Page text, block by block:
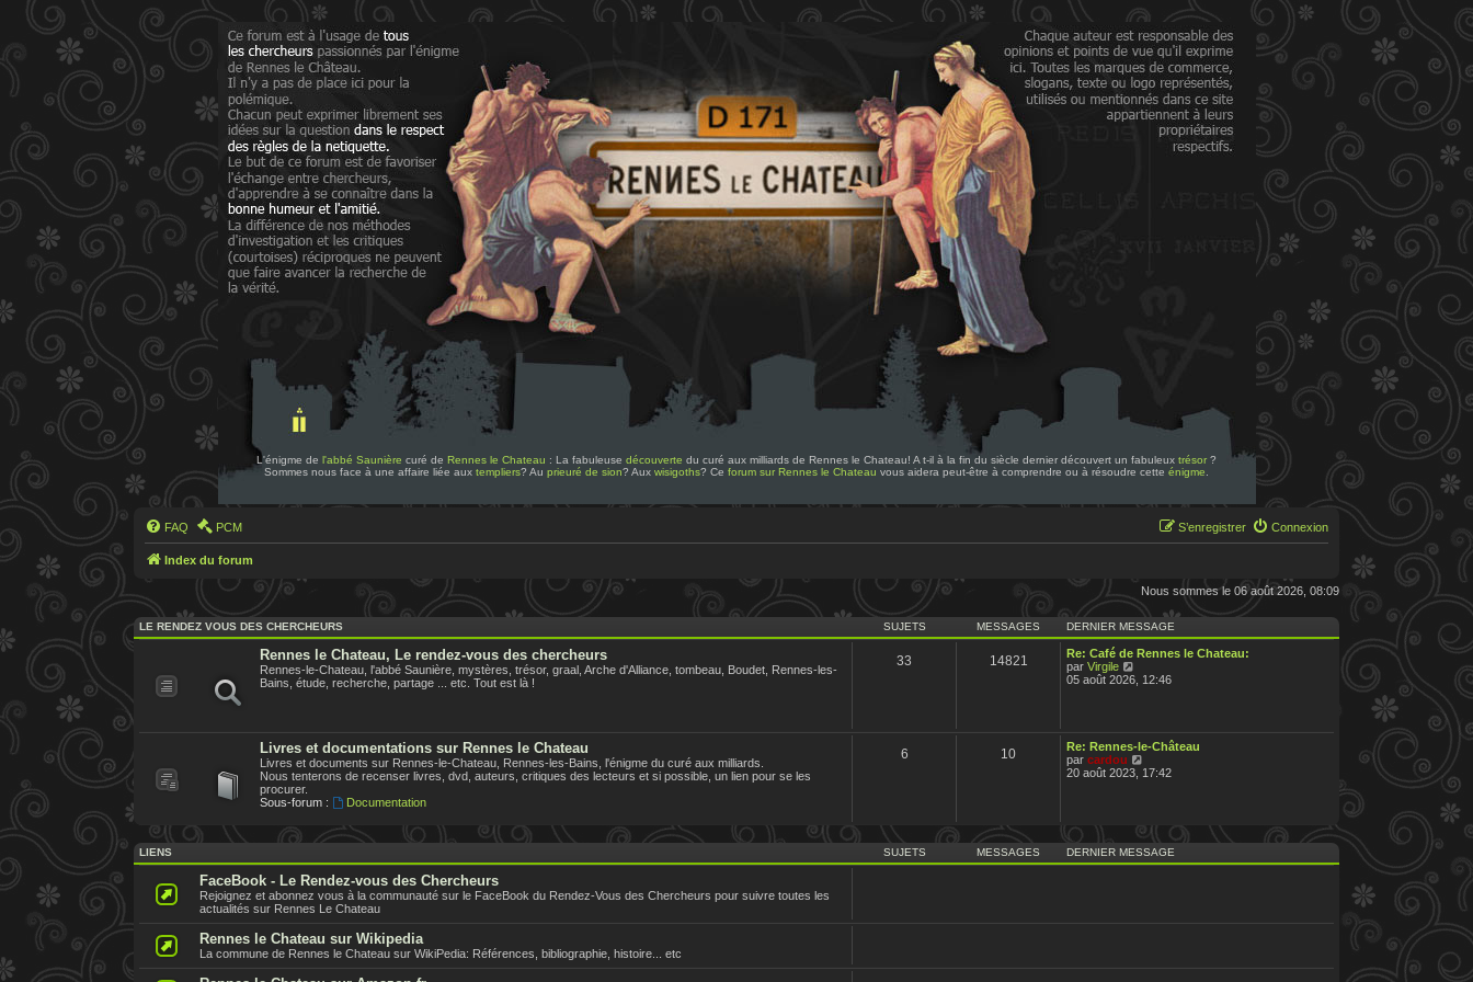
L'énigme de l'abbé Saunière curé de Rennes le Chateau : La fabuleuse découverte du curé aux milliards de Rennes le Chateau! A t-il à la fin du siècle dernier découvert un fabuleux trésor ?
Sommes nous face à une affaire liée aux templiers? Au prieuré de sion? Aux wisigoths? Ce forum sur Rennes le Chateau vous aidera peut-être à comprendre ou à résoudre cette énigme
FAQ PCM Connexion
S’enregistrer
Index du forum
Nous sommes le 06 août 2026, 08:09
LE RENDEZ VOUS DES CHERCHEURS SUJETS MESSAGES DERNIER MESSAGE
Rennes le Chateau, Le rendez-vous des chercheurs
Rennes-le-Chateau, l'abbé Saunière, mystères, trésor, graal, Arche d'Alliance, tombeau, Boudet, Rennes-les-
Bains, étude, recherche, partage ... etc. Tout est là !
33 14821
Re: Café de Rennes le Chateau:
par Virgile
o
d
e
r
n
m
e
s
05 août 2026, 12:46
Livres et documentations sur Rennes le Chateau
Livres et documents sur Rennes-le-Chateau, Rennes-les-Bains, l'énigme du curé aux milliards.
Nous tenterons de recenser livres, dvd, auteurs, critiques des lecteurs et si possible, un lien pour se les
procurer.
Sous-forum :
Documentation
6 10
Re: Rennes-le-Château
par cardou
o
d
e
r
20 août 2023, 17:42
LIENS SUJETS MESSAGES DERNIER MESSAGE
FaceBook - Le Rendez-vous des Chercheurs
Rejoignez et abonnez vous à la communauté sur le FaceBook du Rendez-Vous des Chercheurs pour suivre toutes les
actualités sur Rennes Le Chateau
Rennes le Chateau sur Wikipedia
La commune de Rennes le Chateau sur WikiPedia: Références, bibliographie, histoire... etc